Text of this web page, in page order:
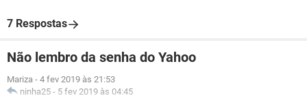
7 Respostas
Não lembro da senha do Yahoo
Mariza - 4 fev 2019 às 21:53
ninha25 - 5 fev 2019 às 04:45